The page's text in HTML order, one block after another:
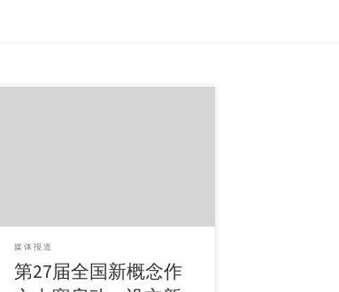
媒体报道
第27届全国新概念作